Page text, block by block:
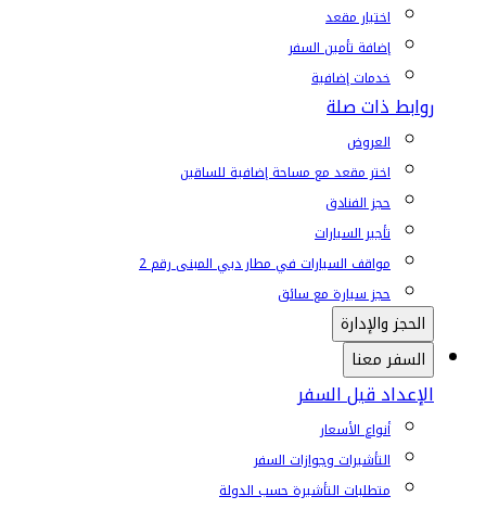
اختيار مقعد
إضافة تأمين السفر
خدمات إضافية
روابط ذات صلة
العروض
اختر مقعد مع مساحة إضافية للساقين
حجز الفنادق
تأجير السيارات
مواقف السيارات في مطار دبي المبنى رقم 2
حجز سيارة مع سائق
الحجز والإدارة
السفر معنا
الإعداد قبل السفر
أنواع الأسعار
التأشيرات وجوازات السفر
متطلبات التأشيرة حسب الدولة